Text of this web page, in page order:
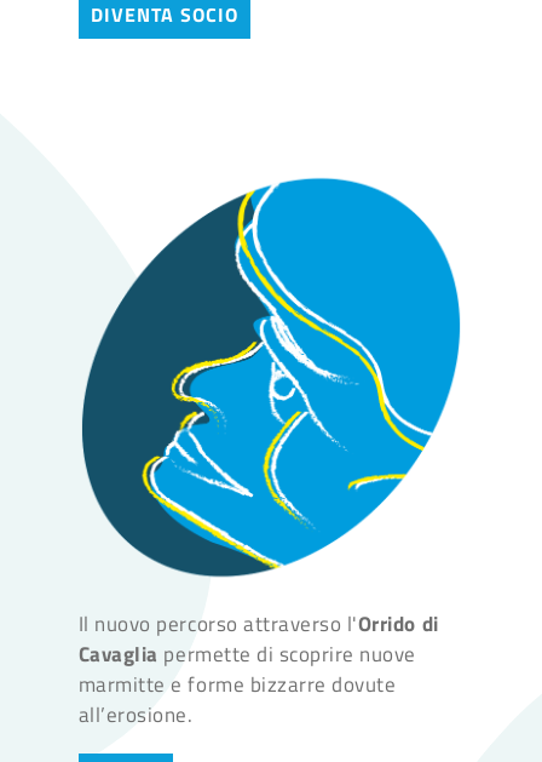
DIVENTA SOCIO
Il nuovo percorso attraverso l'Orrido di
Cavaglia permette di scoprire nuove
marmitte e forme bizzarre dovute
all’erosione.